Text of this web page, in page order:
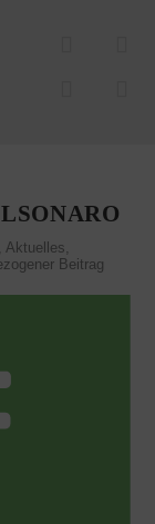
,Aktuelles,
Beitrag